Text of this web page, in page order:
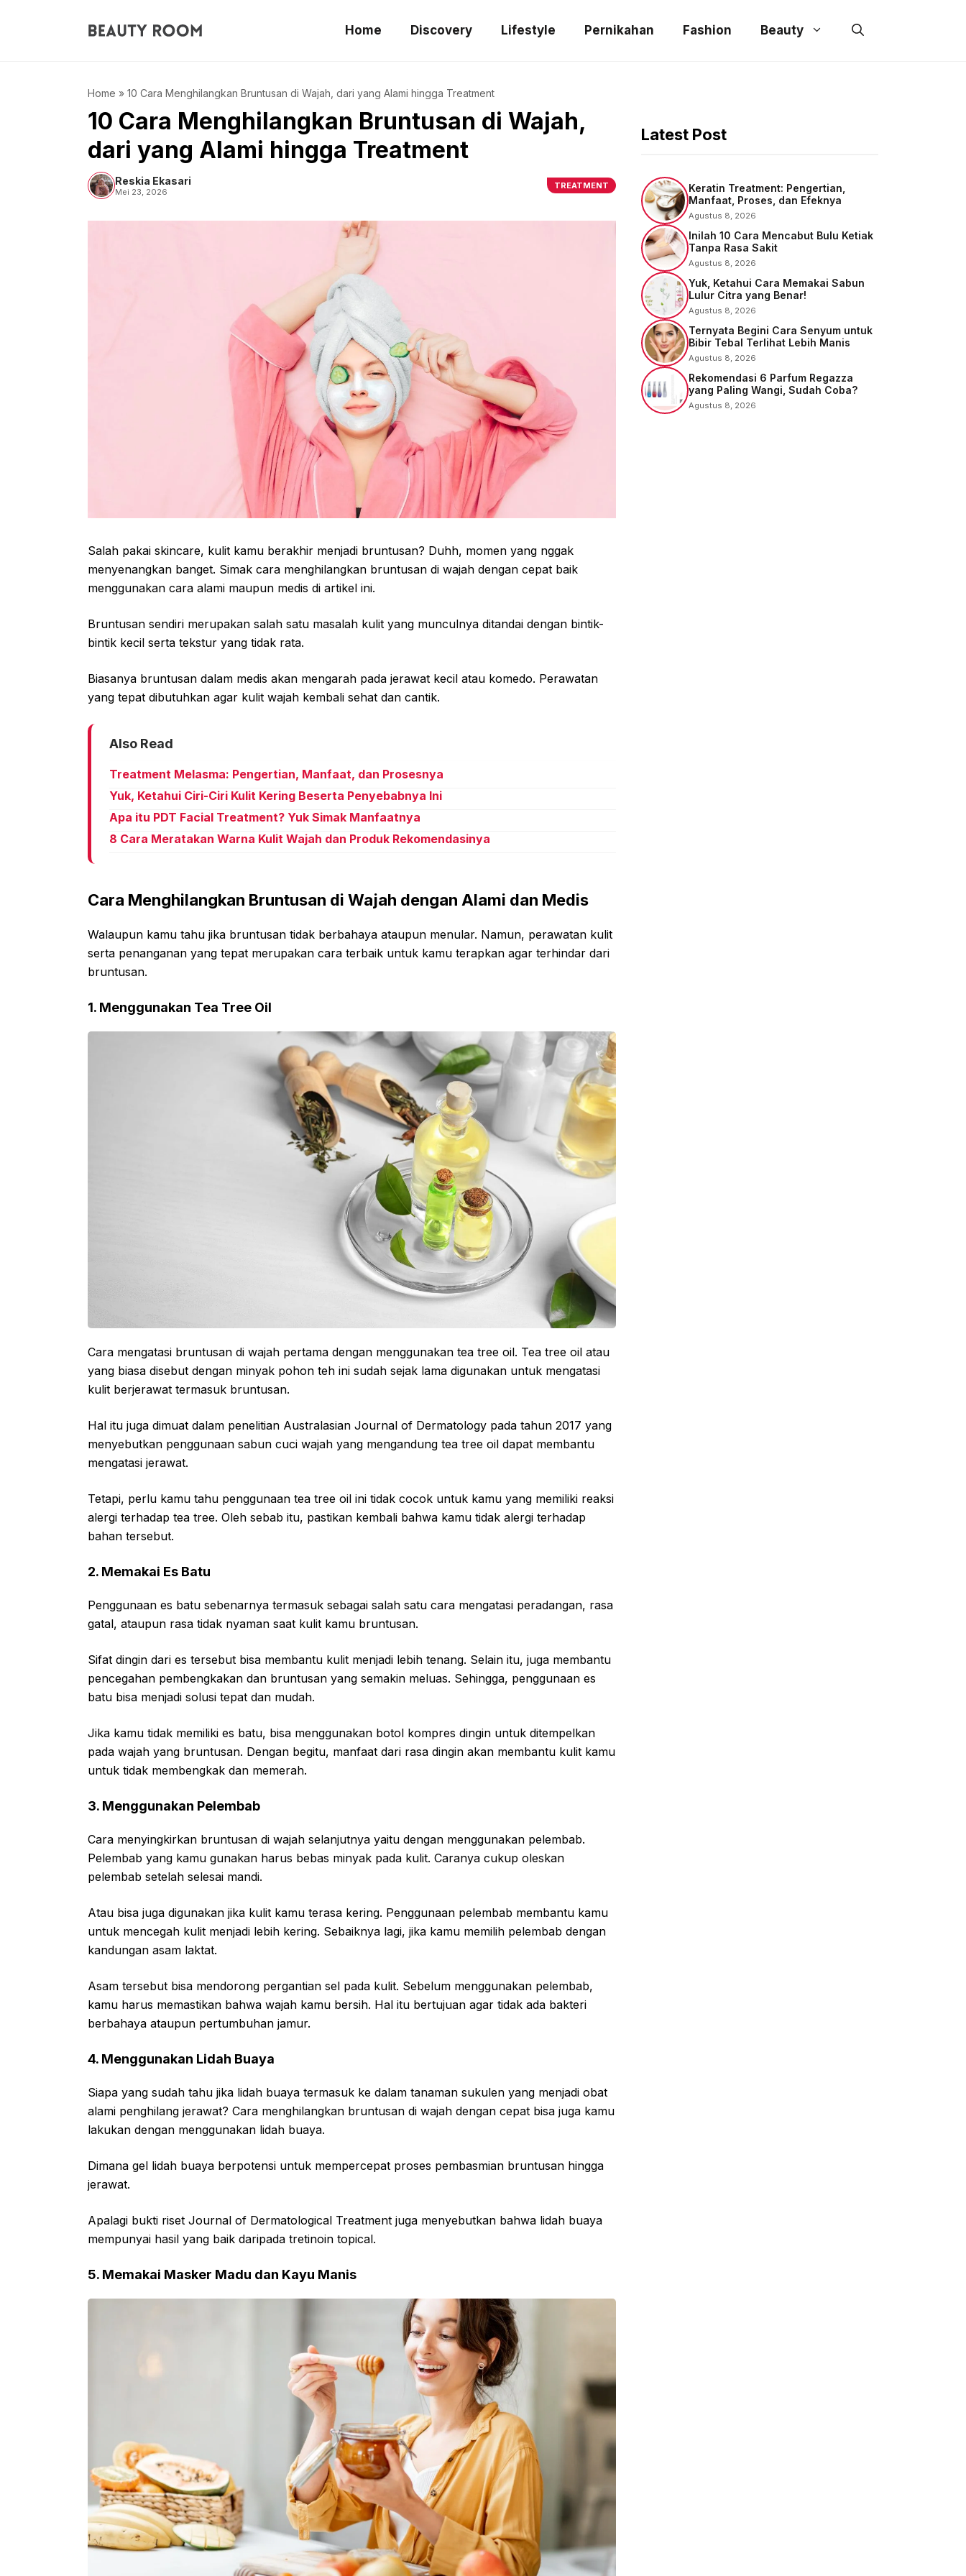
Home Discovery Lifestyle Pernikahan Fashion Beauty
Home » 10 Cara Menghilangkan Bruntusan di Wajah, dari yang Alami hingga Treatment
10 Cara Menghilangkan Bruntusan di Wajah,
dari yang Alami hingga Treatment
Reskia Ekasari
Mei 23, 2026
TREATMENT
Salah pakai skincare, kulit kamu berakhir menjadi bruntusan? Duhh, momen yang nggak
menyenangkan banget. Simak cara menghilangkan bruntusan di wajah dengan cepat baik
menggunakan cara alami maupun medis di artikel ini.
Bruntusan sendiri merupakan salah satu masalah kulit yang munculnya ditandai dengan bintik-
bintik kecil serta tekstur yang tidak rata.
Biasanya bruntusan dalam medis akan mengarah pada jerawat kecil atau komedo. Perawatan
yang tepat dibutuhkan agar kulit wajah kembali sehat dan cantik.
Also Read
Treatment Melasma: Pengertian, Manfaat, dan Prosesnya
Yuk, Ketahui Ciri-Ciri Kulit Kering Beserta Penyebabnya Ini
Apa itu PDT Facial Treatment? Yuk Simak Manfaatnya
8 Cara Meratakan Warna Kulit Wajah dan Produk Rekomendasinya
Cara Menghilangkan Bruntusan di Wajah dengan Alami dan Medis
Walaupun kamu tahu jika bruntusan tidak berbahaya ataupun menular. Namun, perawatan kulit
serta penanganan yang tepat merupakan cara terbaik untuk kamu terapkan agar terhindar dari
bruntusan.
1. Menggunakan Tea Tree Oil
Cara mengatasi bruntusan di wajah pertama dengan menggunakan tea tree oil. Tea tree oil atau
yang biasa disebut dengan minyak pohon teh ini sudah sejak lama digunakan untuk mengatasi
kulit berjerawat termasuk bruntusan.
Hal itu juga dimuat dalam penelitian Australasian Journal of Dermatology pada tahun 2017 yang
menyebutkan penggunaan sabun cuci wajah yang mengandung tea tree oil dapat membantu
mengatasi jerawat.
Tetapi, perlu kamu tahu penggunaan tea tree oil ini tidak cocok untuk kamu yang memiliki reaksi
alergi terhadap tea tree. Oleh sebab itu, pastikan kembali bahwa kamu tidak alergi terhadap
bahan tersebut.
2. Memakai Es Batu
Penggunaan es batu sebenarnya termasuk sebagai salah satu cara mengatasi peradangan, rasa
gatal, ataupun rasa tidak nyaman saat kulit kamu bruntusan.
Sifat dingin dari es tersebut bisa membantu kulit menjadi lebih tenang. Selain itu, juga membantu
pencegahan pembengkakan dan bruntusan yang semakin meluas. Sehingga, penggunaan es
batu bisa menjadi solusi tepat dan mudah.
Jika kamu tidak memiliki es batu, bisa menggunakan botol kompres dingin untuk ditempelkan
pada wajah yang bruntusan. Dengan begitu, manfaat dari rasa dingin akan membantu kulit kamu
untuk tidak membengkak dan memerah.
3. Menggunakan Pelembab
Cara menyingkirkan bruntusan di wajah selanjutnya yaitu dengan menggunakan pelembab.
Pelembab yang kamu gunakan harus bebas minyak pada kulit. Caranya cukup oleskan
pelembab setelah selesai mandi.
Atau bisa juga digunakan jika kulit kamu terasa kering. Penggunaan pelembab membantu kamu
untuk mencegah kulit menjadi lebih kering. Sebaiknya lagi, jika kamu memilih pelembab dengan
kandungan asam laktat.
Asam tersebut bisa mendorong pergantian sel pada kulit. Sebelum menggunakan pelembab,
kamu harus memastikan bahwa wajah kamu bersih. Hal itu bertujuan agar tidak ada bakteri
berbahaya ataupun pertumbuhan jamur.
4. Menggunakan Lidah Buaya
Siapa yang sudah tahu jika lidah buaya termasuk ke dalam tanaman sukulen yang menjadi obat
alami penghilang jerawat? Cara menghilangkan bruntusan di wajah dengan cepat bisa juga kamu
lakukan dengan menggunakan lidah buaya.
Dimana gel lidah buaya berpotensi untuk mempercepat proses pembasmian bruntusan hingga
jerawat.
Apalagi bukti riset Journal of Dermatological Treatment juga menyebutkan bahwa lidah buaya
mempunyai hasil yang baik daripada tretinoin topical.
5. Memakai Masker Madu dan Kayu Manis
Latest Post
Keratin Treatment: Pengertian,
Manfaat, Proses, dan Efeknya
Agustus 8, 2026
Inilah 10 Cara Mencabut Bulu Ketiak
Tanpa Rasa Sakit
Agustus 8, 2026
Yuk, Ketahui Cara Memakai Sabun
Lulur Citra yang Benar!
Agustus 8, 2026
Ternyata Begini Cara Senyum untuk
Bibir Tebal Terlihat Lebih Manis
Agustus 8, 2026
Rekomendasi 6 Parfum Regazza
yang Paling Wangi, Sudah Coba?
Agustus 8, 2026